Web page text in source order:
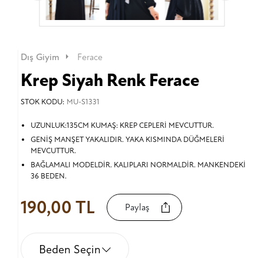
Dış Giyim Ferace
Krep Siyah Renk Ferace
STOK KODU: MU-S1331
UZUNLUK:135CM KUMAŞ: KREP CEPLERİ MEVCUTTUR.
GENİŞ MANŞET YAKALIDIR. YAKA KISMINDA DÜĞMELERİ
MEVCUTTUR.
BAĞLAMALI MODELDİR. KALIPLARI NORMALDİR. MANKENDEKİ
36 BEDEN.
190,00 TL Paylaş
Beden Seçin